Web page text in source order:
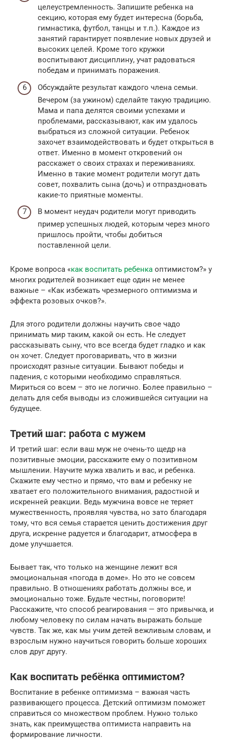
целеустремленность. Запишите ребенка на
секцию, которая ему будет интересна (борьба,
гимнастика, футбол, танцы и т.п.). Каждое из
занятий гарантирует появление новых друзей и
высоких целей. Кроме того кружки
воспитывают дисциплину, учат радоваться
победам и принимать поражения.
Обсуждайте результат каждого члена семьи.
Вечером (за ужином) сделайте такую традицию.
Мама и папа делятся своими успехами и
проблемами, рассказывают, как им удалось
выбраться из сложной ситуации. Ребенок
захочет взаимодействовать и будет открыться в
ответ. Именно в момент откровений он
расскажет о своих страхах и переживаниях.
Именно в такие момент родители могут дать
совет, похвалить сына (дочь) и отпраздновать
какие-то приятные моменты.
В момент неудач родители могут приводить
пример успешных людей, которым через много
пришлось пройти, чтобы добиться
поставленной цели.
Кроме вопроса «как воспитать ребенка оптимистом?» у
многих родителей возникает еще один не менее
важные – «Как избежать чрезмерного оптимизма и
эффекта розовых очков?».
Для этого родители должны научить свое чадо
принимать мир таким, какой он есть. Не следует
рассказывать сыну, что все всегда будет гладко и как
он хочет. Следует проговаривать, что в жизни
происходят разные ситуации. Бывают победы и
падения, с которыми необходимо справляться.
Мириться со всем – это не логично. Более правильно –
делать для себя выводы из сложившейся ситуации на
будущее.
Третий шаг: работа с мужем
И третий шаг: если ваш муж не очень-то щедр на
позитивные эмоции, расскажите ему о позитивном
мышлении. Научите мужа хвалить и вас, и ребенка.
Скажите ему честно и прямо, что вам и ребенку не
хватает его положительного внимания, радостной и
искренней реакции. Ведь мужчина вовсе не теряет
мужественность, проявляя чувства, но зато благодаря
тому, что вся семья старается ценить достижения друг
друга, искренне радуется и благодарит, атмосфера в
доме улучшается.
Бывает так, что только на женщине лежит вся
эмоциональная «погода в доме». Но это не совсем
правильно. В отношениях работать должны все, и
эмоционально тоже. Будьте честны, поговорите!
Расскажите, что способ реагирования — это привычка, и
любому человеку по силам начать выражать больше
чувств. Так же, как мы учим детей вежливым словам, и
взрослым нужно научиться говорить больше хороших
слов друг другу.
Как воспитать ребёнка оптимистом?
Воспитание в ребенке оптимизма – важная часть
развивающего процесса. Детский оптимизм поможет
справиться со множеством проблем. Нужно только
знать, как преимущества оптимиста направить на
формирование личности.